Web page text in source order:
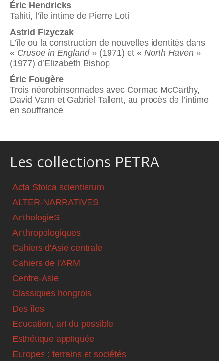
Éric Hendricks
Tahiti, l’île intime de Pierre Loti
Astrid Fizyczak
L’île ou la construction de nouvelles identités dans
« Crusoe in England» (1971) et « North Haven »
(1977) d’Elizabeth Bishop
Éric Fougère
Trois néorobinsonnades avec Cormac McCarthy,
David Vann et Gabriel Tallent, au procès de l’intime
en souffrance
Les collections PETRA
Acta Stoica scientiarum
ALTER-NARRATIVES
AnthologieS
Anthropologiques
Cahiers d'Asie centrale
Cahiers de l'ARM
Centre-Asie
Classiques hongrois
Des îles
Education, art du possible
Esthétique appliquée
Europes : terrains et sociétés